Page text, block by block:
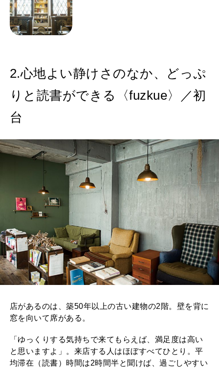
2.心地よい静けさのなか、どっぷ
りと読書ができる〈fuzkue〉／初
台
店があるのは、築50年以上の古い建物の2階。壁を背に
窓を向いて席がある。
「ゆっくりする気持ちで来てもらえば、満足度は高い
と思いますよ」。来店する人はほぼすべてひとり。平
均滞在（読書）時間は2時間半と聞けば、過ごしやすい